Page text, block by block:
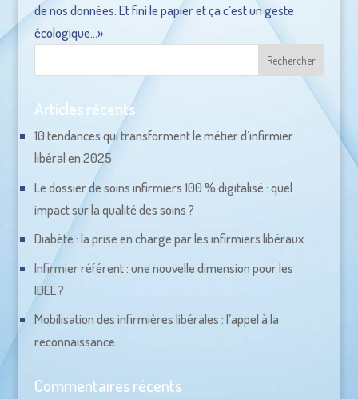
de nos données. Et fini le papier et ça c’est un geste
écologique…»
Articles récents
10 tendances qui transforment le métier d’infirmier
libéral en 2025
Le dossier de soins infirmiers 100 % digitalisé : quel
impact sur la qualité des soins ?
Diabète : la prise en charge par les infirmiers libéraux
Infirmier référent : une nouvelle dimension pour les
IDEL ?
Mobilisation des infirmières libérales : l’appel à la
reconnaissance
Commentaires récents